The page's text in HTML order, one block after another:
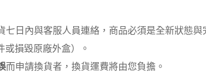
七日內與客服人員連絡，商品必須是全新狀態
或損毀原廠外盒）。
而申請換貨者，換貨運費將由您負擔。